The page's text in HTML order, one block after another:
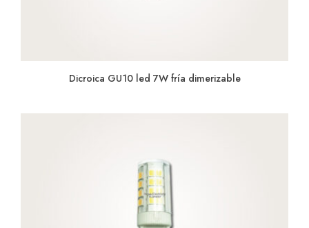
Dicroica GU10 led 7W fría dimerizable